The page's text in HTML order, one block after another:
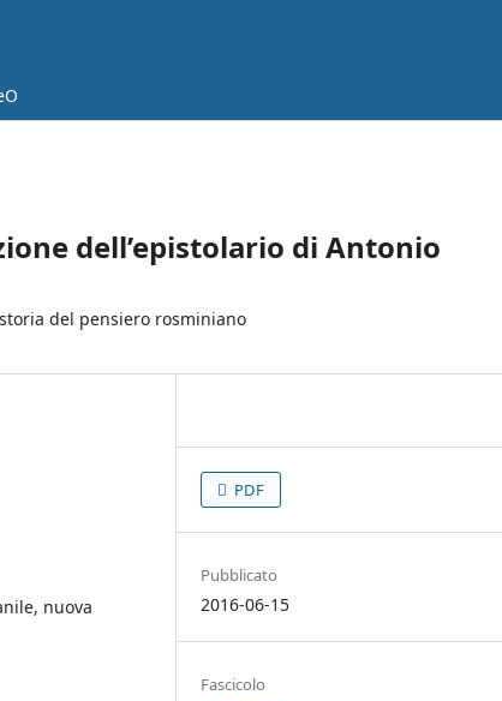
dell’epistolario di Antonio
del pensiero rosminiano
nuova
PDF
Pubblicato
2016-06-15
Fascicolo